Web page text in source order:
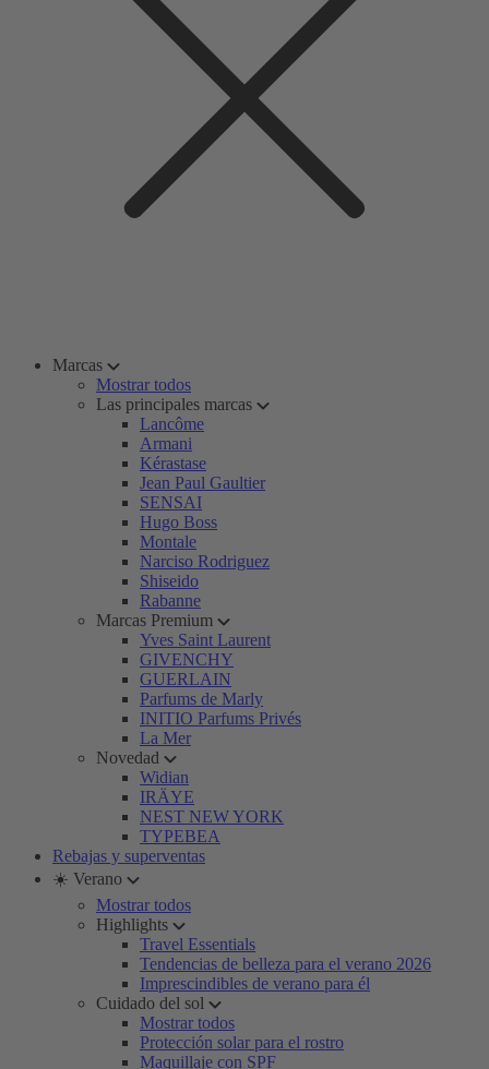
Marcas
Mostrar todos
Las principales marcas
Lancôme
Armani
Kérastase
Jean Paul Gaultier
SENSAI
Hugo Boss
Montale
Narciso Rodriguez
Shiseido
Rabanne
Marcas Premium
Yves Saint Laurent
GIVENCHY
GUERLAIN
Parfums de Marly
INITIO Parfums Privés
La Mer
Novedad
Widian
IRÄYE
NEST NEW YORK
TYPEBEA
Rebajas y superventas
☀️ Verano
Mostrar todos
Highlights
Travel Essentials
Tendencias de belleza para el verano 2026
Imprescindibles de verano para él
Cuidado del sol
Mostrar todos
Protección solar para el rostro
Maquillaje con SPF